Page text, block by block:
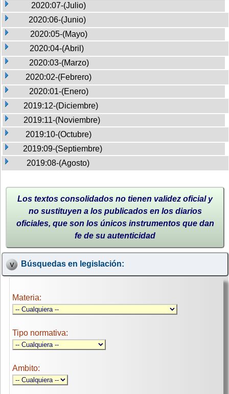
2020:07-(Julio)
2020:06-(Junio)
2020:05-(Mayo)
2020:04-(Abril)
2020:03-(Marzo)
2020:02-(Febrero)
2020:01-(Enero)
2019:12-(Diciembre)
2019:11-(Noviembre)
2019:10-(Octubre)
2019:09-(Septiembre)
2019:08-(Agosto)
Los textos consolidados no tienen validez oficial y
no sustituyen a los publicados en los diarios
oficiales, que son los únicos instrumentos que dan
fe de su autenticidad
Búsquedas en legislación:
Materia:
Tipo normativa:
Ambito: